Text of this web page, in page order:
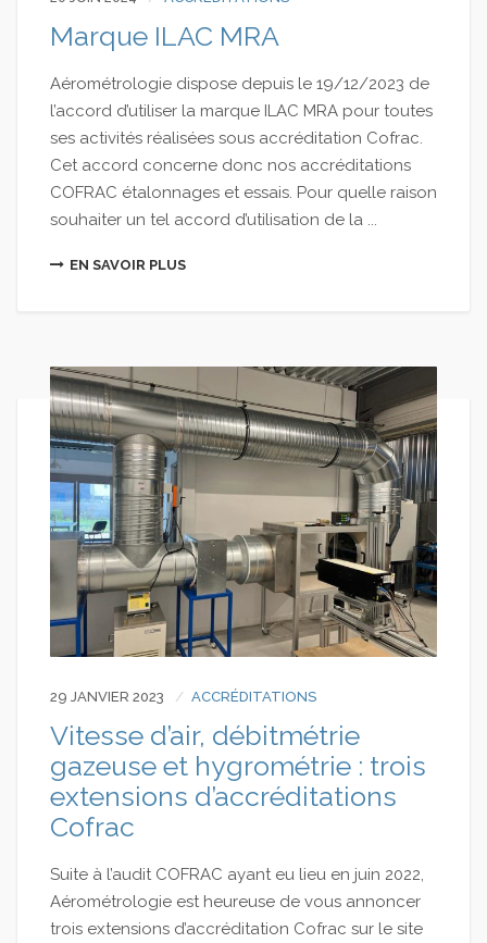
Marque ILAC MRA
Aérométrologie dispose depuis le 19/12/2023 de
l’accord d’utiliser la marque ILAC MRA pour toutes
ses activités réalisées sous accréditation Cofrac.
Cet accord concerne donc nos accréditations
COFRAC étalonnages et essais. Pour quelle raison
souhaiter un tel accord d’utilisation de la ...
EN SAVOIR PLUS
29 JANVIER 2023 ACCRÉDITATIONS
Vitesse d’air, débitmétrie
gazeuse et hygrométrie : trois
extensions d’accréditations
Cofrac
Suite à l’audit COFRAC ayant eu lieu en juin 2022,
Aérométrologie est heureuse de vous annoncer
trois extensions d’accréditation Cofrac sur le site